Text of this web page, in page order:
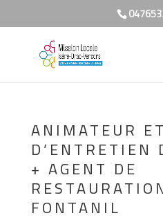
ANIMATEUR
D’ENTRETIEN
+ AGENT DE
FONTANIL